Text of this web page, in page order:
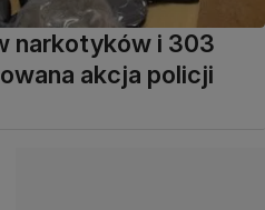
narkotyków i 303
akcja policji